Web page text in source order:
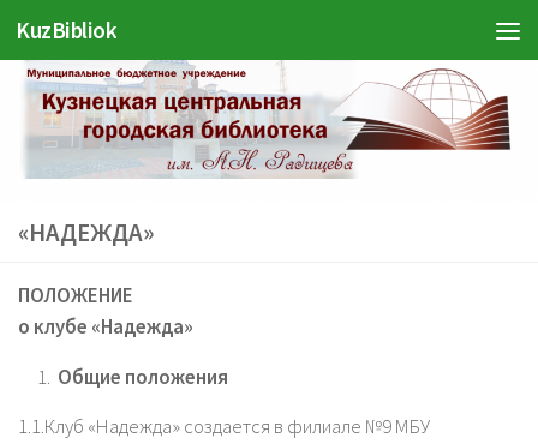
Перейти к содержимому
KuzBibliok
«НАДЕЖДА»
ПОЛОЖЕНИЕ
о клубе «Надежда»
Общие положения
1.1.Клуб «Надежда» создается в филиале №9 МБУ